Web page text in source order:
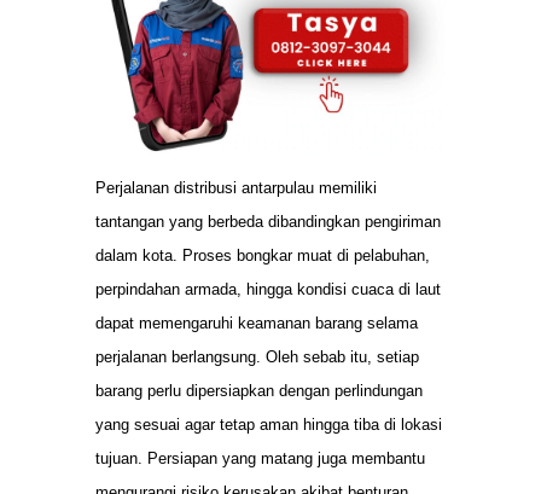
Perjalanan distribusi antarpulau memiliki
tantangan yang berbeda dibandingkan pengiriman
dalam kota. Proses bongkar muat di pelabuhan,
perpindahan armada, hingga kondisi cuaca di laut
dapat memengaruhi keamanan barang selama
perjalanan berlangsung. Oleh sebab itu, setiap
barang perlu dipersiapkan dengan perlindungan
yang sesuai agar tetap aman hingga tiba di lokasi
tujuan. Persiapan yang matang juga membantu